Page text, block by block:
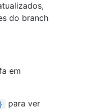
do branch
em
para ver